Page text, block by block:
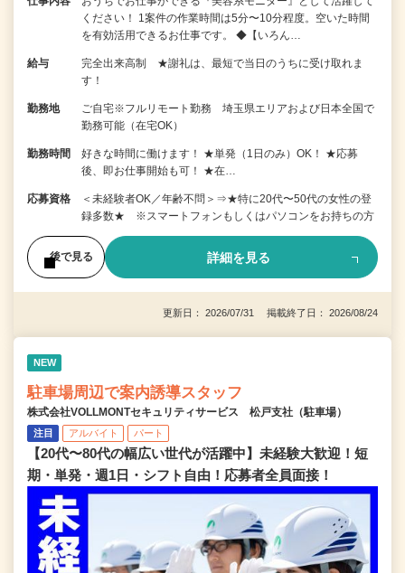
ください！ 1案件の作業時間は5分〜10分程度。空いた時間
を有効活用できるお仕事です。 ◆【いろん…
給与
完全出来高制 ★謝礼は、最短で当日のうちに受け取れま
す！
勤務地
ご自宅※フルリモート勤務 埼玉県エリアおよび日本全国で
勤務可能（在宅OK）
勤務時間
好きな時間に働けます！ ★単発（1日のみ）OK！ ★応募
後、即お仕事開始も可！ ★在…
応募資格
＜未経験者OK／年齢不問＞⇒★特に20代〜50代の女性の登
録多数★ ※スマートフォンもしくはパソコンをお持ちの方
後で見る 詳細を見る
更新日： 2026/07/31 掲載終了日： 2026/08/24
NEW
駐車場周辺で案内誘導スタッフ
株式会社VOLLMONTセキュリティサービス 松戸支社（駐車場）
注目 アルバイト パート
【20代〜80代の幅広い世代が活躍中】未経験大歓迎！短
期・単発・週1日・シフト自由！応募者全員面接！